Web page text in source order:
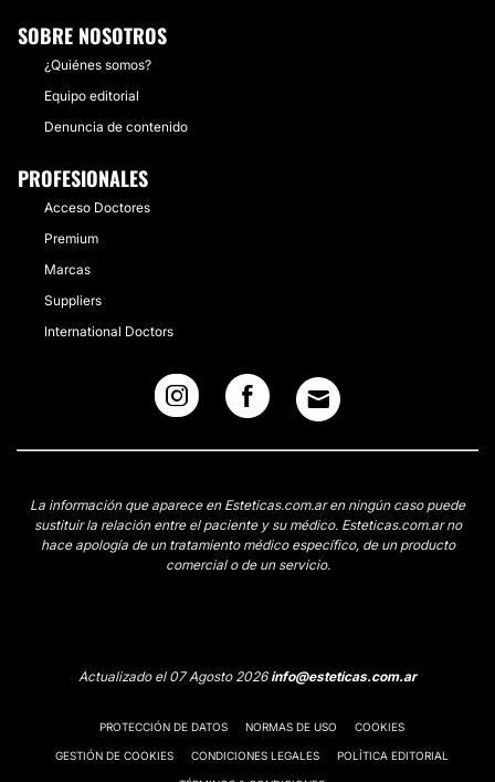
SOBRE NOSOTROS
¿Quiénes somos?
Equipo editorial
Denuncia de contenido
PROFESIONALES
Acceso Doctores
Premium
Marcas
Suppliers
International Doctors
La información que aparece en Esteticas.com.ar en ningún caso puede
sustituir la relación entre el paciente y su médico. Esteticas.com.ar no
hace apología de un tratamiento médico específico, de un producto
comercial o de un servicio.
Actualizado el 07 Agosto 2026info@esteticas.com.ar
PROTECCIÓN DE DATOS NORMAS DE USO COOKIES
GESTIÓN DE COOKIES CONDICIONES LEGALES POLÍTICA EDITORIAL